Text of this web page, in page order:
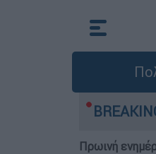
έχασε τη ζωή του
Πρωινή